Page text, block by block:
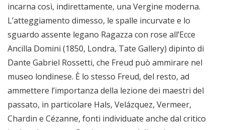
incarna così, indirettamente, una Vergine moderna.
L’atteggiamento dimesso, le spalle incurvate e lo
sguardo assente legano Ragazza con rose all’Ecce
Ancilla Domini (1850, Londra, Tate Gallery) dipinto di
Dante Gabriel Rossetti, che Freud può ammirare nel
museo londinese. È lo stesso Freud, del resto, ad
ammettere l’importanza della lezione dei maestri del
passato, in particolare Hals, Velázquez, Vermeer,
Chardin e Cézanne, fonti individuate anche dal critico